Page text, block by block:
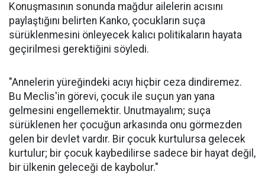
Konuşmasının sonunda mağdur ailelerin acısını
paylaştığını belirten Kanko, çocukların suça
sürüklenmesini önleyecek kalıcı politikaların hayata
geçirilmesi gerektiğini söyledi.
"Annelerin yüreğindeki acıyı hiçbir ceza dindiremez.
Bu Meclis'in görevi, çocuk ile suçun yan yana
gelmesini engellemektir. Unutmayalım; suça
sürüklenen her çocuğun arkasında onu görmezden
gelen bir devlet vardır. Bir çocuk kurtulursa gelecek
kurtulur; bir çocuk kaybedilirse sadece bir hayat değil,
bir ülkenin geleceği de kaybolur."